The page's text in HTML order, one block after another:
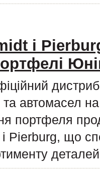
і
автомасел
портфеля
Pierburg, що